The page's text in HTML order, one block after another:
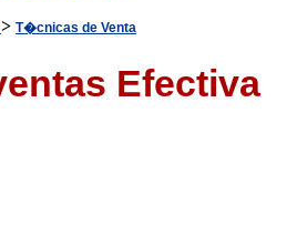
> T�cnicas de Venta
Efectiva